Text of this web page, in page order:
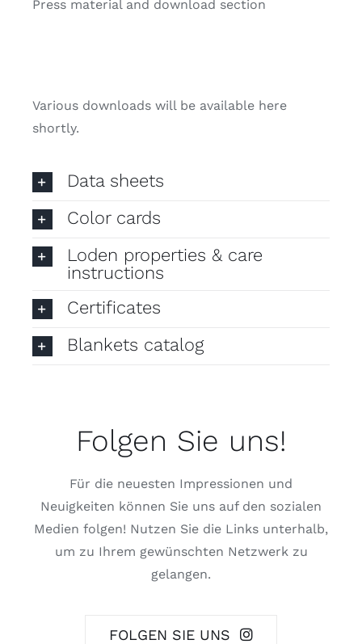
Press material and download section
Various downloads will be available here
shortly.
Data sheets
Color cards
Loden properties & care
instructions
Certificates
Blankets catalog
Folgen Sie uns!
Für die neuesten Impressionen und
Neuigkeiten können Sie uns auf den sozialen
Medien folgen! Nutzen Sie die Links unterhalb,
um zu Ihrem gewünschten Netzwerk zu
gelangen.
FOLGEN SIE UNS